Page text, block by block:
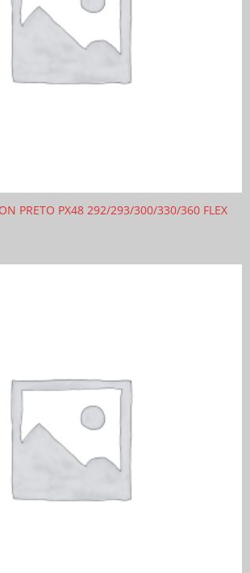
PRETO PX48 292/293/300/330/360 FLEX